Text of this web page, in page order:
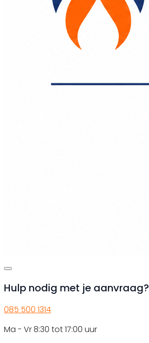
Hulp nodig met je aanvraag?
085 500 1314
Ma - Vr 8:30 tot 17:00 uur